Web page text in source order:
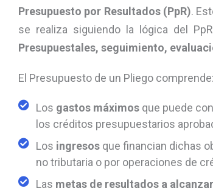
Presupuesto por Resultados (PpR).
se realiza siguiendo la lógica del
Presupuestales, seguimiento,
El Presupuesto de un Pliego comprende:
Los gastos máximos que puede
los créditos presupuestarios
Los ingresos que financian dichas
no tributaria o por operaciones de
Las metas de resultados a